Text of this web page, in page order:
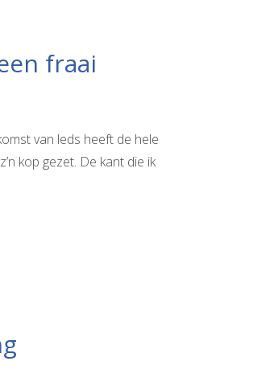
fraai
van leds heeft de hele
kop gezet. De kant die ik